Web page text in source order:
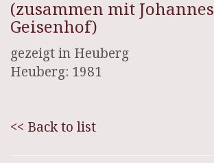
(zusammen mit Johannes
Geisenhof)
gezeigt in Heuberg
Heuberg: 1981
<< Back to list